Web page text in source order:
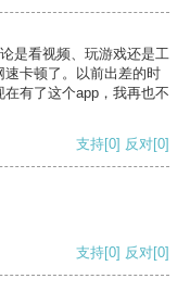
是看视频、玩游戏还是工
卡顿了。以前出差的时
有了这个app，我再也不
支持[0] 反对[0]
支持[0] 反对[0]